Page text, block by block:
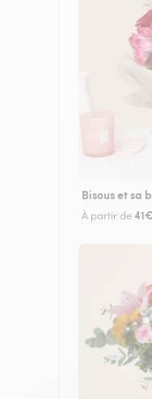
Bisous et sa
À partir de